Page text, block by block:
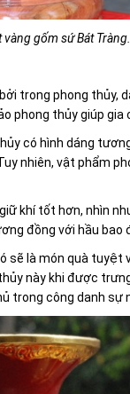
gốm sứ Bát Tràng.
trong phong thủy,
thủy giúp gia
có hình dáng
nhiên, vật phẩm
khí tốt hơn, nhìn
đồng với hầu bao
sẽ là món quà tuyệt
này khi được
trong công danh sự